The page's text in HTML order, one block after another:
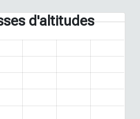
d'altitudes